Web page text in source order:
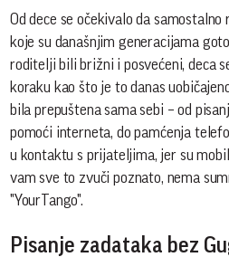
Od dece se očekivalo da
koje su današnjim generacijama
roditelji bili brižni i posvećeni, deca
koraku kao što je to danas
bila prepuštena sama sebi – od
pomoći interneta, do pamćenja
u kontaktu s prijateljima, jer su
vam sve to zvuči poznato, nema
"YourTango".
Pisanje zadataka bez